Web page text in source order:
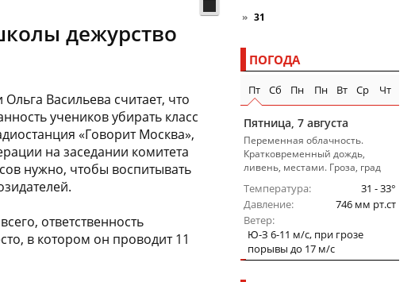
дежурство
Васильева считает, что
учеников убирать класс
«Говорит Москва»,
на заседании комитета
нужно, чтобы воспитывать
ответственность
в котором он проводит 11
» 31
ПОГОДА
Пт Сб Пн Пн Вт Ср Чт
Пятница, 7 августа
Переменная облачность.
Кратковременный дождь,
ливень, местами. Гроза, град
Температура
31 - 33°
Давление
746 мм рт.ст
Ветер
Ю-З 6-11 м/c, при грозе
порывы до 17 м/c